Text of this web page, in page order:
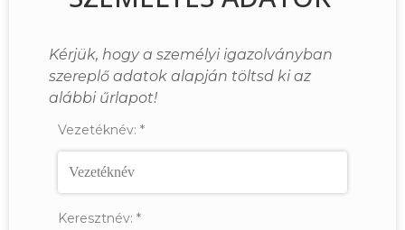
Kérjük, hogy a személyi igazolványban
szereplő adatok alapján töltsd ki az
alábbi űrlapot!
Vezetéknév: *
Keresztnév: *